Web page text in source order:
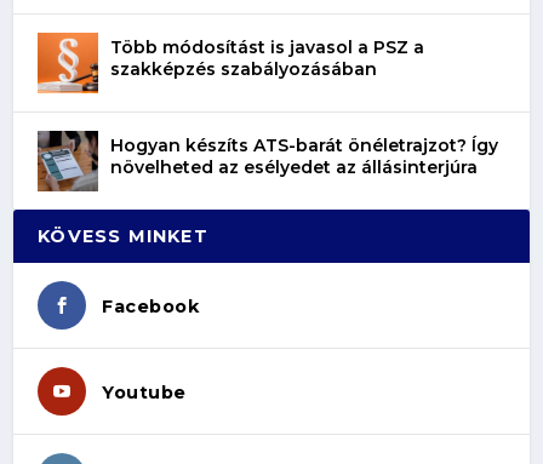
Több módosítást is javasol a PSZ a
szakképzés szabályozásában
Hogyan készíts ATS-barát önéletrajzot? Így
növelheted az esélyedet az állásinterjúra
KÖVESS MINKET
Facebook
Youtube